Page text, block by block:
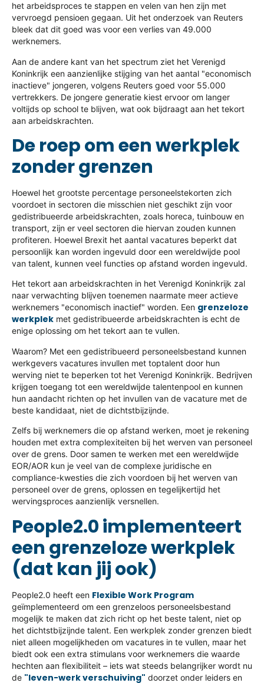
het arbeidsproces te stappen en velen van hen zijn met
vervroegd pensioen gegaan. Uit het onderzoek van Reuters
bleek dat dit goed was voor een verlies van 49.000
werknemers.
Aan de andere kant van het spectrum ziet het Verenigd
Koninkrijk een aanzienlijke stijging van het aantal "economisch
inactieve" jongeren, volgens Reuters goed voor 55.000
vertrekkers. De jongere generatie kiest ervoor om langer
voltijds op school te blijven, wat ook bijdraagt aan het tekort
aan arbeidskrachten.
De roep om een werkplek
zonder grenzen
Hoewel het grootste percentage personeelstekorten zich
voordoet in sectoren die misschien niet geschikt zijn voor
gedistribueerde arbeidskrachten, zoals horeca, tuinbouw en
transport, zijn er veel sectoren die hiervan zouden kunnen
profiteren. Hoewel Brexit het aantal vacatures beperkt dat
persoonlijk kan worden ingevuld door een wereldwijde pool
van talent, kunnen veel functies op afstand worden ingevuld.
Het tekort aan arbeidskrachten in het Verenigd Koninkrijk zal
naar verwachting blijven toenemen naarmate meer actieve
werknemers "economisch inactief" worden. Een grenzeloze
werkplek met gedistribueerde arbeidskrachten is echt de
enige oplossing om het tekort aan te vullen.
Waarom? Met een gedistribueerd personeelsbestand kunnen
werkgevers vacatures invullen met toptalent door hun
werving niet te beperken tot het Verenigd Koninkrijk. Bedrijven
krijgen toegang tot een wereldwijde talentenpool en kunnen
hun aandacht richten op het invullen van de vacature met de
beste kandidaat, niet de dichtstbijzijnde.
Zelfs bij werknemers die op afstand werken, moet je rekening
houden met extra complexiteiten bij het werven van personeel
over de grens. Door samen te werken met een wereldwijde
EOR/AOR kun je veel van de complexe juridische en
compliance-kwesties die zich voordoen bij het werven van
personeel over de grens, oplossen en tegelijkertijd het
wervingsproces aanzienlijk versnellen.
People2.0 implementeert
een grenzeloze werkplek
(dat kan jij ook)
People2.0 heeft een Flexible Work Program
geïmplementeerd om een grenzeloos personeelsbestand
mogelijk te maken dat zich richt op het beste talent, niet op
het dichtstbijzijnde talent. Een werkplek zonder grenzen biedt
niet alleen mogelijkheden om vacatures in te vullen, maar het
biedt ook een extra stimulans voor werknemers die waarde
hechten aan flexibiliteit – iets wat steeds belangrijker wordt nu
de "leven-werk verschuiving" doorzet onder leiders en